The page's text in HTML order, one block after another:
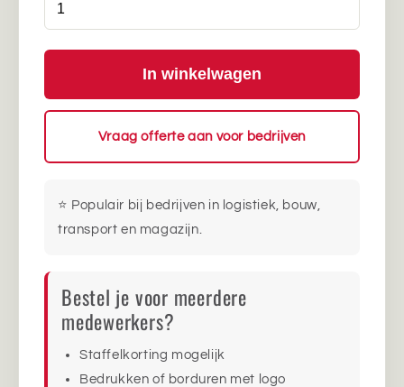
In winkelwagen
Vraag offerte aan voor bedrijven
⭐ Populair bij bedrijven in logistiek, bouw,
transport en magazijn.
Bestel je voor meerdere
medewerkers?
Staffelkorting mogelijk
Bedrukken of borduren met logo